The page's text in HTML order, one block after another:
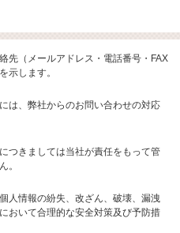
先（メールアドレス・電話番号・FAX
示します。
は、弊社からのお問い合わせの対応
つきましては当社が責任をもって管
。
人情報の紛失、改ざん、破壊、漏洩
おいて合理的な安全対策及び予防措